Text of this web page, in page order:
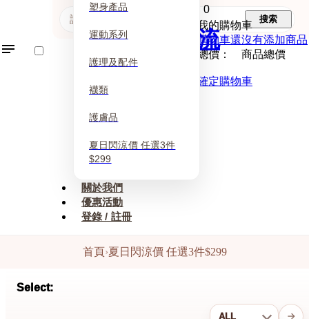
塑身產品
運動系列
護理及配件
襪類
護膚品
夏日閃涼價 任選3件
$299
關於我們
優惠活動
登錄 / 註冊
0
我的購物車
購物車還沒有添加商品
總價： 商品總價
確定購物車
搜索
首頁›夏日閃涼價 任選3件$299
Select: